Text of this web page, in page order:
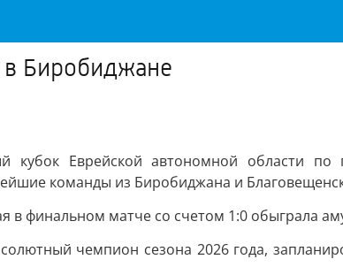
Биробиджане
кубок Еврейской автономной области
команды из Биробиджана и
финальном матче со счетом 1:0 обыграла
чемпион сезона 2026 года,